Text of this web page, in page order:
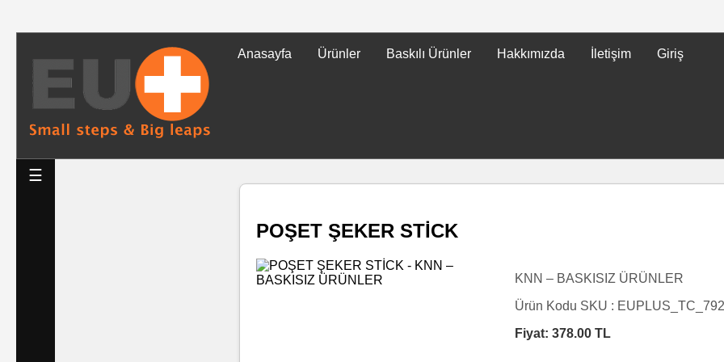
Anasayfa Ürünler Baskılı Ürünler Hakkımızda İletişim Giriş
☰
Tüm
Ürünler
Islak
POŞET ŞEKER STİCK
KNN – BASKISIZ ÜRÜNLER
Ürün Kodu SKU : EUPLUS_TC_792
Fiyat: 378.00 TL